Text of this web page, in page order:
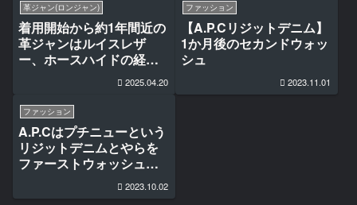
革ジャン(ロンジャン)
着用開始から約1年間近の
革ジャンはルイスレザ
ー、ホースハイドの経年
2025.04.20
ファッション
【A.P.Cリジットデニム】
1か月後のセカンドウォッ
シュ
2023.11.01
ファッション
A.P.Cはプチニューという
リジットデニムとやらを
ファーストウォッシュし
2023.10.02